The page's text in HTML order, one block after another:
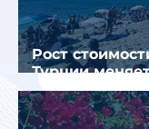
Рост
Турции
туристов